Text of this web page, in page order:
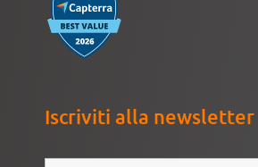
Iscriviti alla newsletter